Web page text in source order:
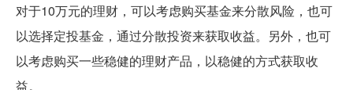
对于10万元的理财，可以考虑购买基金来分散风险，也可
以选择定投基金，通过分散投资来获取收益。另外，也可
以考虑购买一些稳健的理财产品，以稳健的方式获取收
益。